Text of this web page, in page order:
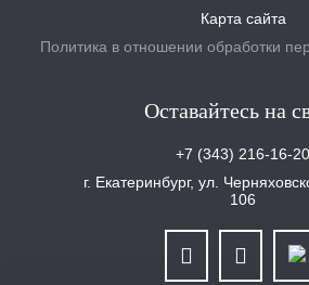
Карта сайта
Политика в отношении обработки
Оставайтесь на
+7 (343) 216-16-20
г. Екатеринбург, ул.
106